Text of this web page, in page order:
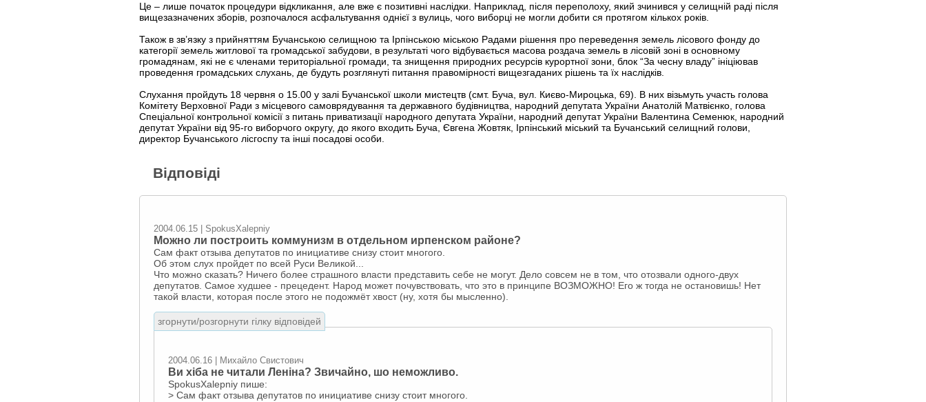
Це – лише початок процедури відкликання, але вже є позитивні наслідки. Наприклад, після переполоху, який зчинився у селищній раді після
вищезазначених зборів, розпочалося асфальтування однієї з вулиць, чого виборці не могли добити ся протягом кількох років.
Також в зв’язку з прийняттям Бучанською селищною та Ірпінською міською Радами рішення про переведення земель лісового фонду до
категорії земель житлової та громадської забудови, в результаті чого відбувається масова роздача земель в лісовій зоні в основному
громадянам, які не є членами територіальної громади, та знищення природних ресурсів курортної зони, блок “За чесну владу” ініціював
проведення громадських слухань, де будуть розглянуті питання правомірності вищезгаданих рішень та їх наслідків.
Слухання пройдуть 18 червня о 15.00 у залі Бучанської школи мистецтв (смт. Буча, вул. Києво-Мироцька, 69). В них візьмуть участь голова
Комітету Верховної Ради з місцевого самоврядування та державного будівництва, народний депутата України Анатолій Матвієнко, голова
Спеціальної контрольної комісії з питань приватизації народного депутата України, народний депутат України Валентина Семенюк, народний
депутат України від 95-го виборчого округу, до якого входить Буча, Євгена Жовтяк, Ірпінський міський та Бучанський селищний голови,
директор Бучанського лісгоспу та інші посадові особи.
Відповіді
2004.06.15 | SpokusXalepniy
Можно ли построить коммунизм в отдельном ирпенском районе?
Сам факт отзыва депутатов по инициативе снизу стоит многого.
Об этом слух пройдет по всей Руси Великой...
Что можно сказать? Ничего более страшного власти представить себе не могут. Дело совсем не в том, что отозвали одного-двух
депутатов. Самое худшее - прецедент. Народ может почувствовать, что это в принципе ВОЗМОЖНО! Его ж тогда не остановишь! Нет
такой власти, которая после этого не подожмёт хвост (ну, хотя бы мысленно).
згорнути/розгорнути гілку відповідей
2004.06.16 | Михайло Свистович
Ви хіба не читали Леніна? Звичайно, шо неможливо.
SpokusXalepniy пише:
> Сам факт отзыва депутатов по инициативе снизу стоит многого.